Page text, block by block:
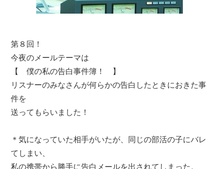
第８回！
今夜のメールテーマは
【 僕の私の告白事件簿！ 】
リスナーのみなさんが何らかの告白したときにおきた事
件を
送ってもらいました！
＊気になっていた相手がいたが、同じの部活の子にバレ
てしまい、
私の携帯から勝手に告白メールを出されてしまった。